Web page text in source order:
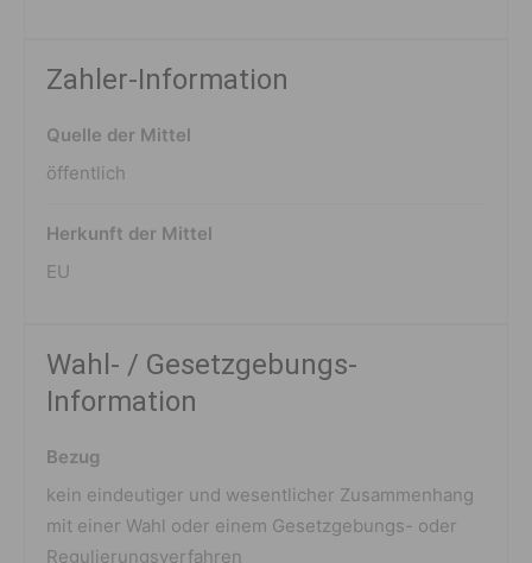
Zahler-Information
Quelle der Mittel
öffentlich
Herkunft der Mittel
EU
Wahl- / Gesetzgebungs-
Information
Bezug
kein eindeutiger und wesentlicher Zusammenhang
mit einer Wahl oder einem Gesetzgebungs- oder
Regulierungsverfahren